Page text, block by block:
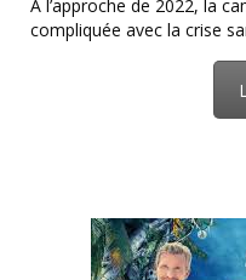
A l’approche de 2022, la
compliquée avec la crise